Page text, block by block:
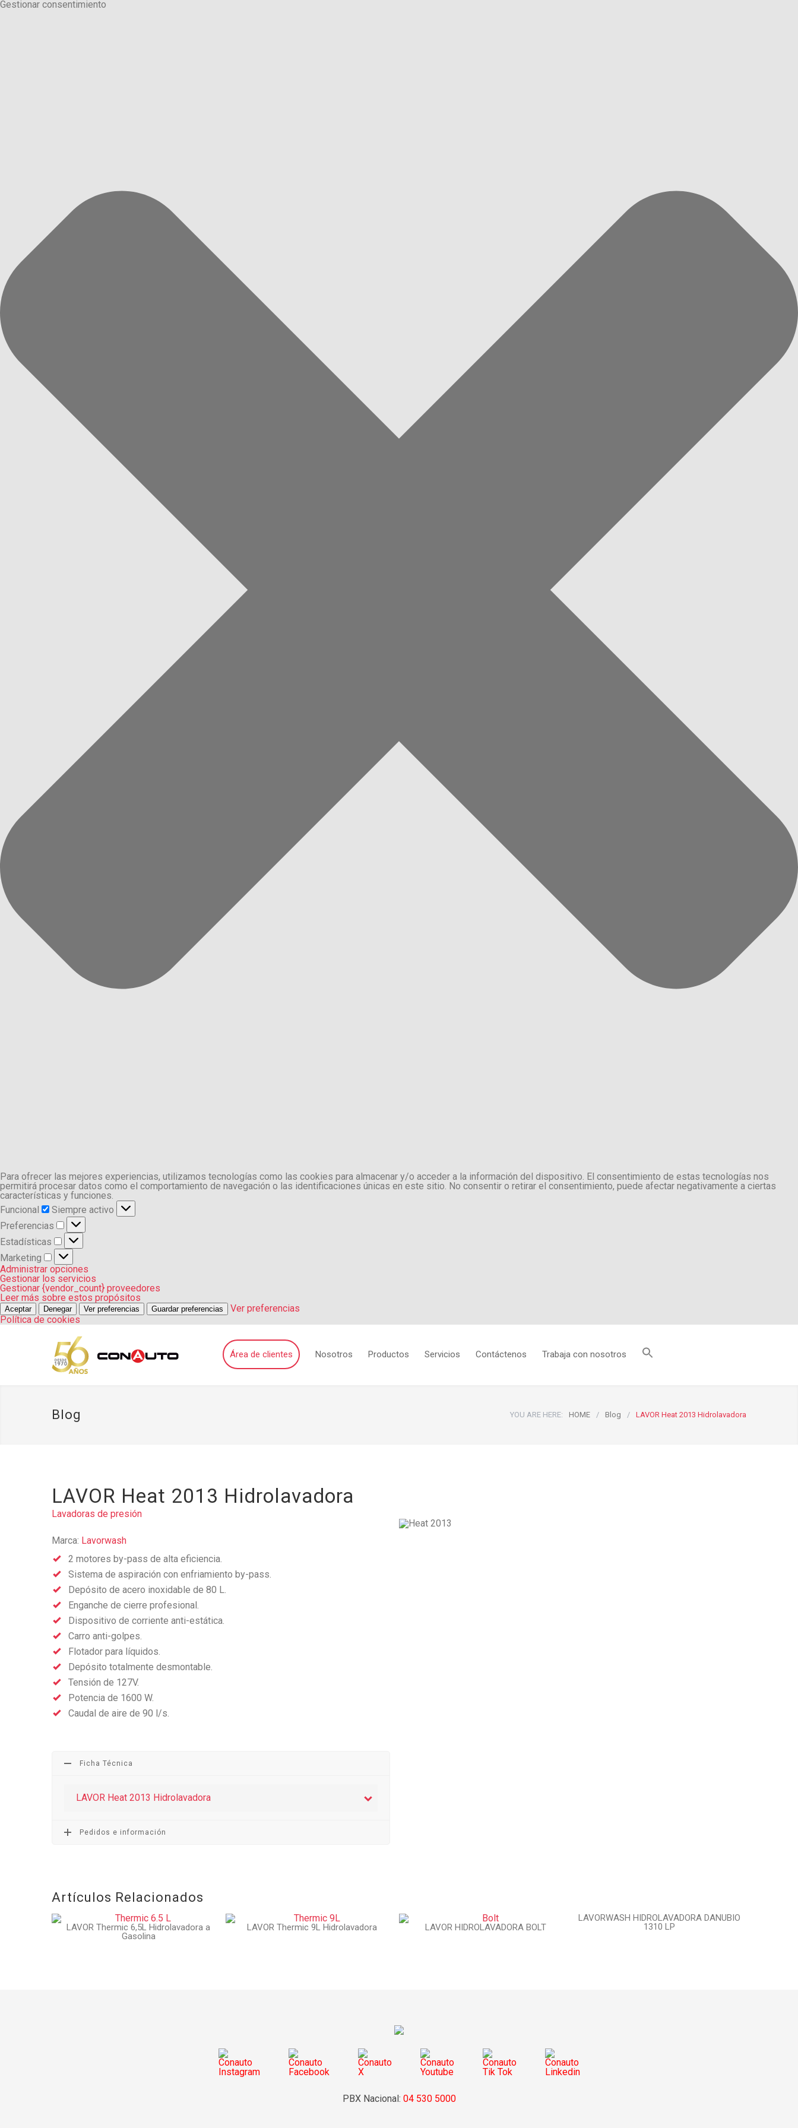
Gestionar consentimiento
Para ofrecer las mejores experiencias, utilizamos tecnologías como las cookies para almacenar y/o acceder a la información del dispositivo. El consentimiento de estas tecnologías nos
permitirá procesar datos como el comportamiento de navegación o las identificaciones únicas en este sitio. No consentir o retirar el consentimiento, puede afectar negativamente a ciertas
características y funciones.
Funcional
Funcional
Siempre activo
Preferencias
Preferencias
Estadísticas
Estadísticas
Marketing
Marketing
Administrar opciones
Gestionar los servicios
Gestionar {vendor_count} proveedores
Leer más sobre estos propósitos
Aceptar Denegar Ver preferencias Guardar preferencias
Ver preferencias
Política de cookies
Área de clientes Nosotros Productos Servicios Contáctenos Trabaja con nosotros
Blog YOU ARE HERE: HOME / Blog / LAVOR Heat 2013 Hidrolavadora
LAVOR Heat 2013 Hidrolavadora
Lavadoras de presión
Marca: Lavorwash
2 motores by-pass de alta eficiencia.
Sistema de aspiración con enfriamiento by-pass.
Depósito de acero inoxidable de 80 L.
Enganche de cierre profesional.
Dispositivo de corriente anti-estática.
Carro anti-golpes.
Flotador para líquidos.
Depósito totalmente desmontable.
Tensión de 127V.
Potencia de 1600 W.
Caudal de aire de 90 l/s.
Ficha Técnica
LAVOR Heat 2013 Hidrolavadora
Pedidos e información
Artículos Relacionados
LAVOR Thermic 6,5L Hidrolavadora a
Gasolina
LAVOR Thermic 9L Hidrolavadora LAVOR HIDROLAVADORA BOLT
LAVORWASH HIDROLAVADORA DANUBIO
1310 LP
PBX Nacional: 04 530 5000